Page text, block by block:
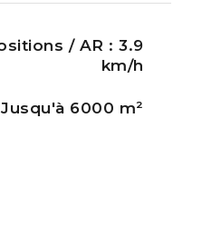
/ AR : 3.9
km/h
Jusqu'à 6000 m²​